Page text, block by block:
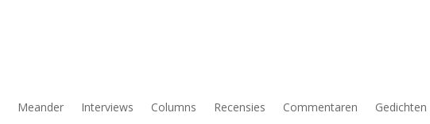
Meander Interviews Columns Recensies Commentaren Gedichten